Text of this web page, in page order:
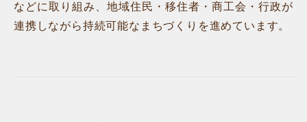
などに取り組み、地域住民・移住者・商工会・行政が
連携しながら持続可能なまちづくりを進めています。